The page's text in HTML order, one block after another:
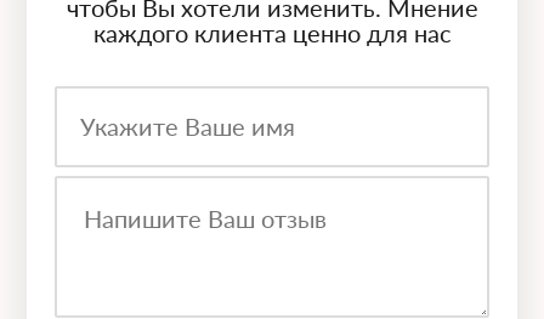
чтобы Вы хотели изменить. Мнение
каждого клиента ценно для нас